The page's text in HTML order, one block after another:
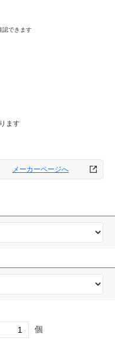
認できます
ます
メーカーページへ
個